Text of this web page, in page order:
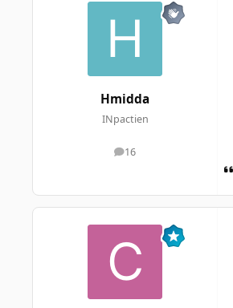
Hmidda
INpactien
16
messages